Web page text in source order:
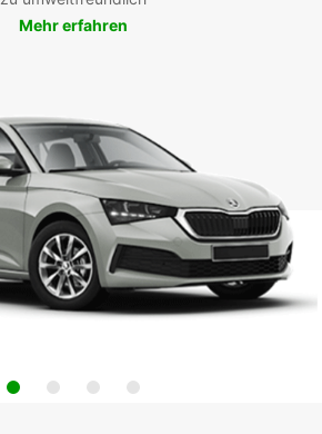
Mehr erfahren